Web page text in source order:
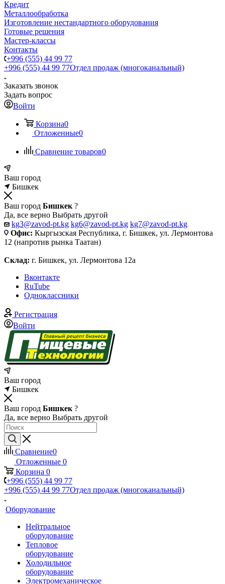
Кредит
Металлообработка
Изготовление нестандартного оборудования
Готовые решения
Мастер-классы
Контакты
+996 (555) 44 99 77
+996 (555) 44 99 77Отдел продаж (многоканальный)
Заказать звонок
Задать вопрос
Войти
Корзина0
Отложенные0
Сравнение товаров0
Ваш город
Бишкек
Ваш город Бишкек ?
Да, все верно Выбрать другой
kg3@zavod-pt.kg kg6@zavod-pt.kg kg7@zavod-pt.kg
Офис: Кыргызская Республика, г. Бишкек, ул. Лермонтова
12 (напротив рынка Таатан)
Склад: г. Бишкек, ул. Лермонтова 12а
Вконтакте
RuTube
Одноклассники
Регистрация
Войти
Ваш город
Бишкек
Ваш город Бишкек ?
Да, все верно Выбрать другой
Сравнение0
Отложенные 0
Корзина 0
+996 (555) 44 99 77
+996 (555) 44 99 77Отдел продаж (многоканальный)
Оборудование
Нейтральное
оборудование
Тепловое
оборудование
Холодильное
оборудование
Электромеханическое